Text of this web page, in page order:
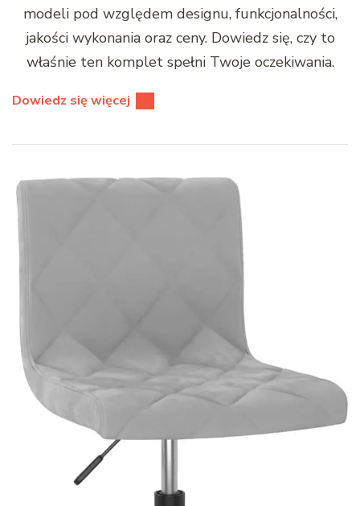
modeli pod względem designu, funkcjonalności,
jakości wykonania oraz ceny. Dowiedz się, czy to
właśnie ten komplet spełni Twoje oczekiwania.
Dowiedz się więcej